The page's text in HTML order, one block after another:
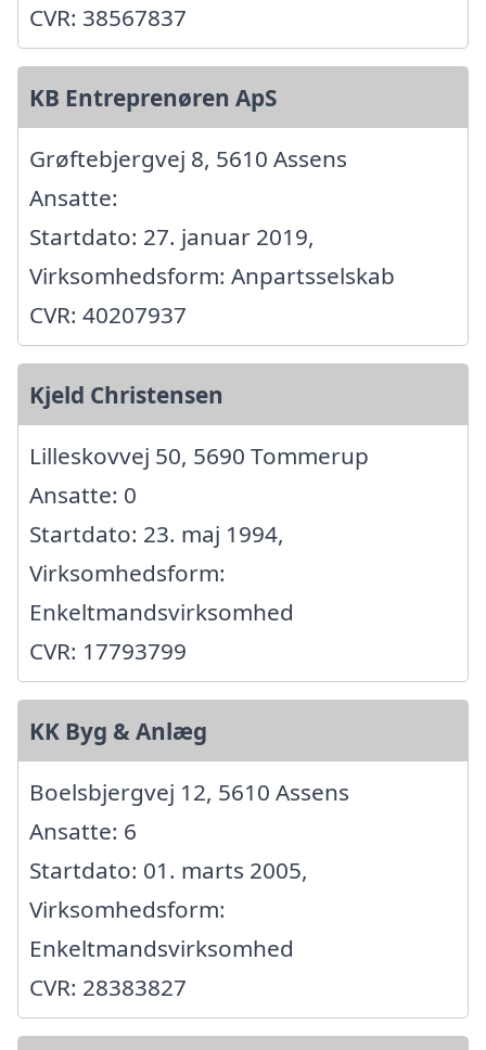
CVR: 38567837
KB Entreprenøren ApS
Grøftebjergvej 8, 5610 Assens
Ansatte:
Startdato: 27. januar 2019,
Virksomhedsform: Anpartsselskab
CVR: 40207937
Kjeld Christensen
Lilleskovvej 50, 5690 Tommerup
Ansatte: 0
Startdato: 23. maj 1994,
Virksomhedsform:
Enkeltmandsvirksomhed
CVR: 17793799
KK Byg & Anlæg
Boelsbjergvej 12, 5610 Assens
Ansatte: 6
Startdato: 01. marts 2005,
Virksomhedsform:
Enkeltmandsvirksomhed
CVR: 28383827